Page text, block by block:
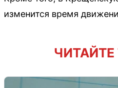
изменится время